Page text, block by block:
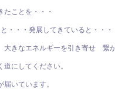
たことを・・・
・・・発展してきていると・・・
きなエネルギーを引き寄せ 繋
にしてください。
いています。